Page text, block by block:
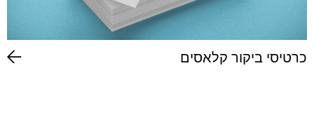
כרטיסי ביקור קלאסים